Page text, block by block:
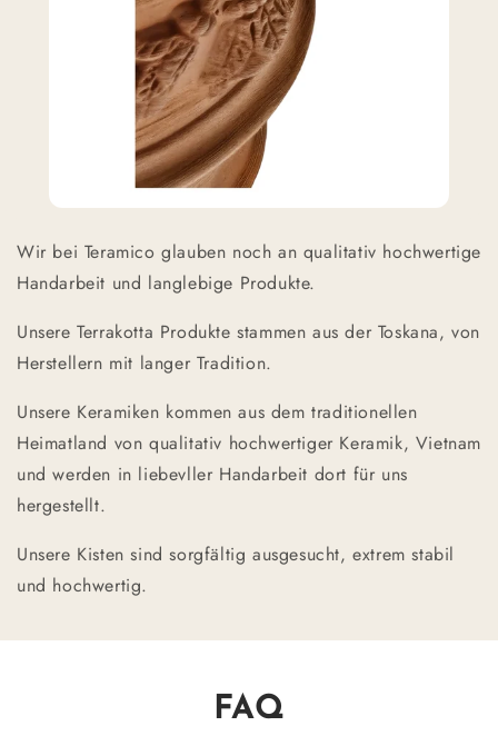
Wir bei Teramico glauben noch an qualitativ hochwertige
Handarbeit und langlebige Produkte.
Unsere Terrakotta Produkte stammen aus der Toskana, von
Herstellern mit langer Tradition.
Unsere Keramiken kommen aus dem traditionellen
Heimatland von qualitativ hochwertiger Keramik, Vietnam
und werden in liebevller Handarbeit dort für uns
hergestellt.
Unsere Kisten sind sorgfältig ausgesucht, extrem stabil
und hochwertig.
FAQ